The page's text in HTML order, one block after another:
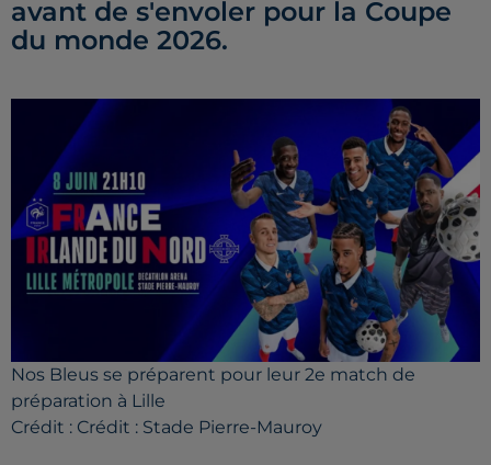
avant de s'envoler pour la Coupe
du monde 2026.
Nos Bleus se préparent pour leur 2e match de
préparation à Lille
Crédit : Crédit : Stade Pierre-Mauroy